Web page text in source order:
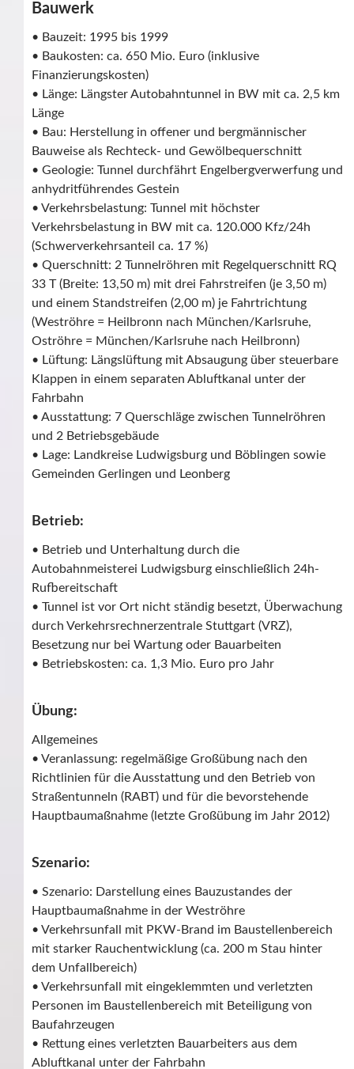
Bauwerk
• Bauzeit: 1995 bis 1999
• Baukosten: ca. 650 Mio. Euro (inklusive
Finanzierungskosten)
• Länge: Längster Autobahntunnel in BW mit ca. 2,5 km
Länge
• Bau: Herstellung in offener und bergmännischer
Bauweise als Rechteck- und Gewölbequerschnitt
• Geologie: Tunnel durchfährt Engelbergverwerfung und
anhydritführendes Gestein
• Verkehrsbelastung: Tunnel mit höchster
Verkehrsbelastung in BW mit ca. 120.000 Kfz/24h
(Schwerverkehrsanteil ca. 17 %)
• Querschnitt: 2 Tunnelröhren mit Regelquerschnitt RQ
33 T (Breite: 13,50 m) mit drei Fahrstreifen (je 3,50 m)
und einem Standstreifen (2,00 m) je Fahrtrichtung
(Weströhre = Heilbronn nach München/Karlsruhe,
Oströhre = München/Karlsruhe nach Heilbronn)
• Lüftung: Längslüftung mit Absaugung über steuerbare
Klappen in einem separaten Abluftkanal unter der
Fahrbahn
• Ausstattung: 7 Querschläge zwischen Tunnelröhren
und 2 Betriebsgebäude
• Lage: Landkreise Ludwigsburg und Böblingen sowie
Gemeinden Gerlingen und Leonberg
Betrieb:
• Betrieb und Unterhaltung durch die
Autobahnmeisterei Ludwigsburg einschließlich 24h-
Rufbereitschaft
• Tunnel ist vor Ort nicht ständig besetzt, Überwachung
durch Verkehrsrechnerzentrale Stuttgart (VRZ),
Besetzung nur bei Wartung oder Bauarbeiten
• Betriebskosten: ca. 1,3 Mio. Euro pro Jahr
Übung:
Allgemeines
• Veranlassung: regelmäßige Großübung nach den
Richtlinien für die Ausstattung und den Betrieb von
Straßentunneln (RABT) und für die bevorstehende
Hauptbaumaßnahme (letzte Großübung im Jahr 2012)
Szenario:
• Szenario: Darstellung eines Bauzustandes der
Hauptbaumaßnahme in der Weströhre
• Verkehrsunfall mit PKW-Brand im Baustellenbereich
mit starker Rauchentwicklung (ca. 200 m Stau hinter
dem Unfallbereich)
• Verkehrsunfall mit eingeklemmten und verletzten
Personen im Baustellenbereich mit Beteiligung von
Baufahrzeugen
• Rettung eines verletzten Bauarbeiters aus dem
Abluftkanal unter der Fahrbahn